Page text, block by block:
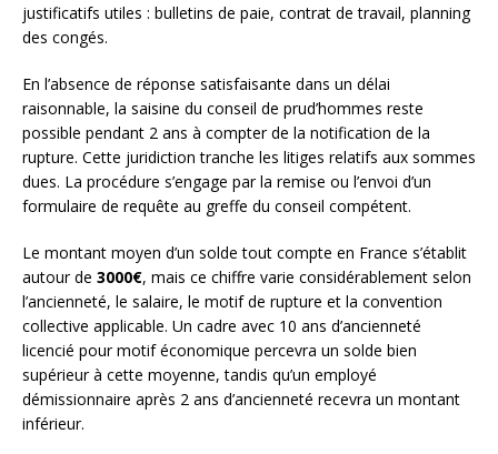
justificatifs utiles : bulletins de paie, contrat de travail, planning
des congés.
En l’absence de réponse satisfaisante dans un délai
raisonnable, la saisine du conseil de prud’hommes reste
possible pendant 2 ans à compter de la notification de la
rupture. Cette juridiction tranche les litiges relatifs aux sommes
dues. La procédure s’engage par la remise ou l’envoi d’un
formulaire de requête au greffe du conseil compétent.
Le montant moyen d’un solde tout compte en France s’établit
autour de 3000€, mais ce chiffre varie considérablement selon
l’ancienneté, le salaire, le motif de rupture et la convention
collective applicable. Un cadre avec 10 ans d’ancienneté
licencié pour motif économique percevra un solde bien
supérieur à cette moyenne, tandis qu’un employé
démissionnaire après 2 ans d’ancienneté recevra un montant
inférieur.